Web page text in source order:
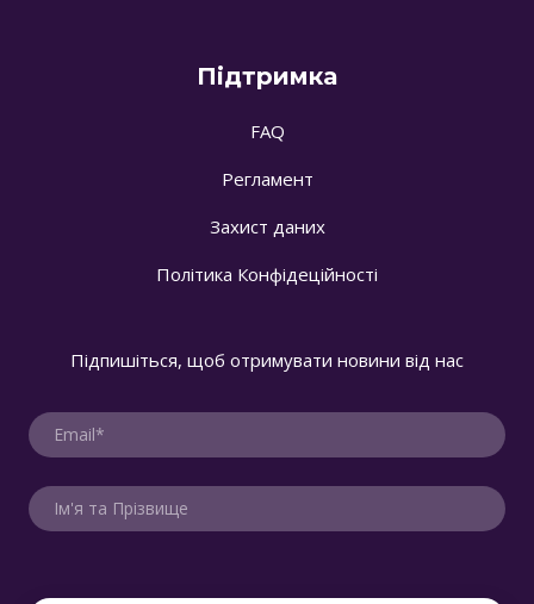
Підтримка
FAQ
Регламент
Захист даних
Політика Конфідеційності
Підпишіться, щоб отримувати новини від нас